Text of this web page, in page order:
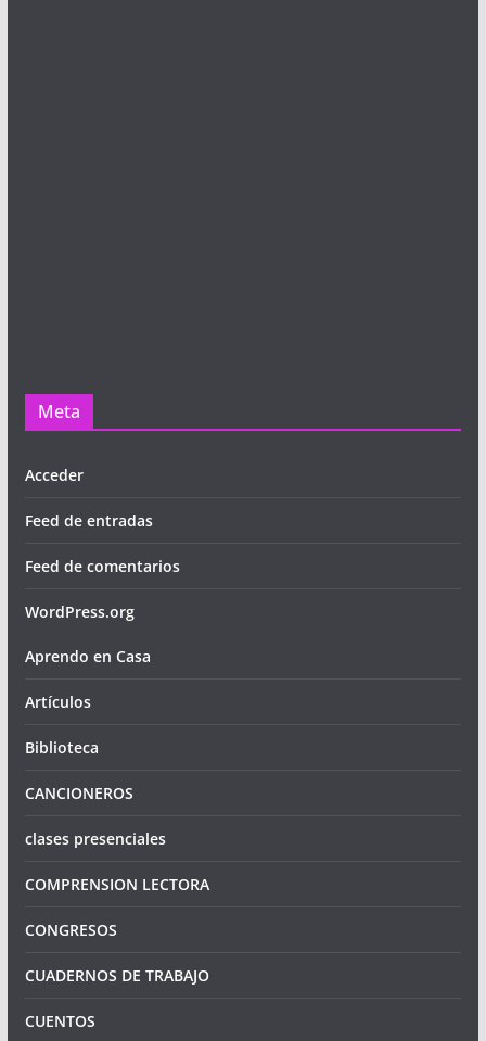
Meta
Acceder
Feed de entradas
Feed de comentarios
WordPress.org
Aprendo en Casa
Artículos
Biblioteca
CANCIONEROS
clases presenciales
COMPRENSION LECTORA
CONGRESOS
CUADERNOS DE TRABAJO
CUENTOS